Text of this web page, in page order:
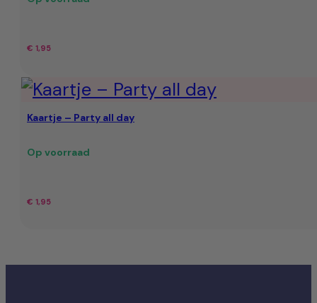
€ 1,95
Kaartje – Party all day
Op voorraad
€ 1,95